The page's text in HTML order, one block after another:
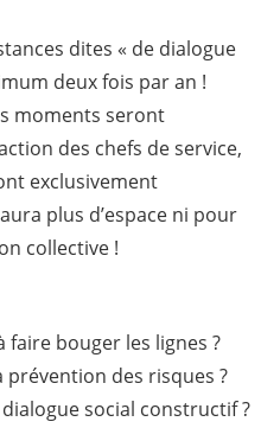
dites « de dialogue
deux fois par an !
moments seront
des chefs de service,
exclusivement
plus d’espace ni pour
collective !
bouger les lignes ?
des risques ?
dialogue social constructif ?